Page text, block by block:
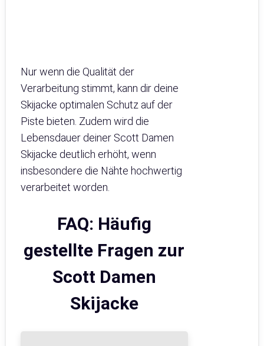
Nur wenn die Qualität der
Verarbeitung stimmt, kann dir deine
Skijacke optimalen Schutz auf der
Piste bieten. Zudem wird die
Lebensdauer deiner Scott Damen
Skijacke deutlich erhöht, wenn
insbesondere die Nähte hochwertig
verarbeitet worden.
FAQ: Häufig
gestellte Fragen zur
Scott Damen
Skijacke